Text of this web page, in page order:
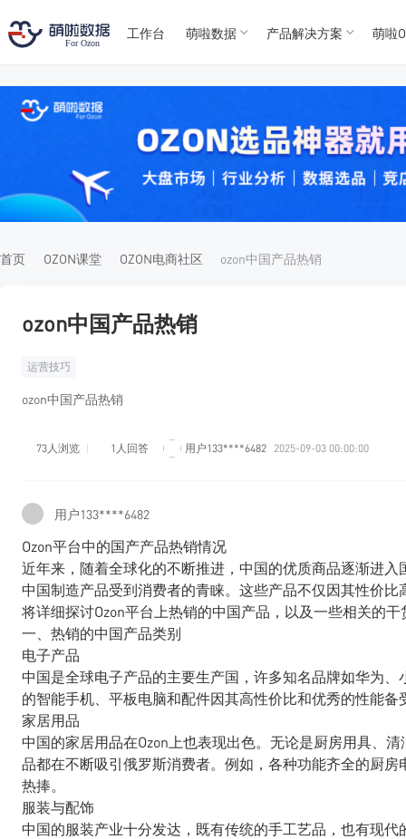
For
For
工作台 萌啦数据 产品解决方案 萌啦
首页 OZON课堂 OZON电商社区 ozon中国产品热销
ozon中国产品热销
运营技巧
ozon中国产品热销
73人浏览 1人回答 用户133****6482 2025-09-03 00:00:00
用户133****6482
Ozon平台中的国产产品热销情况
近年来，随着全球化的不断推进，中国的优质商品逐渐进
中国制造产品受到消费者的青睐。这些产品不仅因其性价
将详细探讨Ozon平台上热销的中国产品，以及一些相关的
一、热销的中国产品类别
电子产品
中国是全球电子产品的主要生产国，许多知名品牌如华为
的智能手机、平板电脑和配件因其高性价比和优秀的性能备
家居用品
中国的家居用品在Ozon上也表现出色。无论是厨房用具、
品都在不断吸引俄罗斯消费者。例如，各种功能齐全的厨
热捧。
服装与配饰
中国的服装产业十分发达，既有传统的手工艺品，也有现